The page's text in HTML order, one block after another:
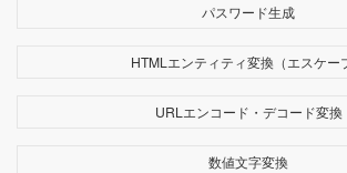
パスワード生成
HTMLエンティティ変換（エスケー
URLエンコード・デコード変換
数値文字変換